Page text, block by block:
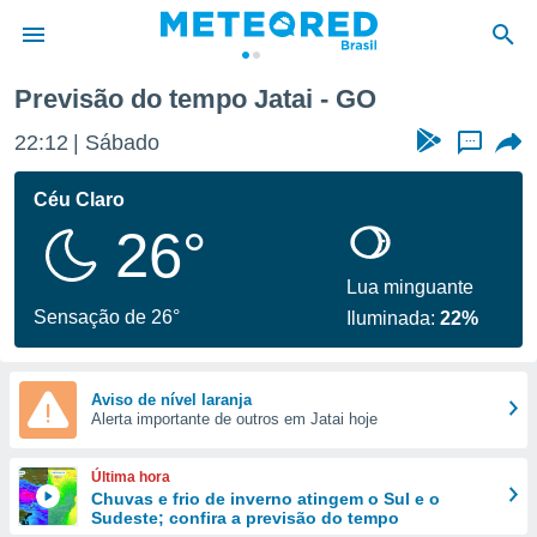
da
fornecidas
a este
das
e
forma
digital
Previsão do tempo Jatai - GO
22:12 Sábado ...
Céu Claro
26°
Sensação de 26°
Lua minguante
Iluminada:22%
Aviso de nível laranja
Alerta importante de outros em Jatai hoje
Última hora
Chuvas e frio de inverno atingem o Sul e o
Sudeste; confira a previsão do tempo